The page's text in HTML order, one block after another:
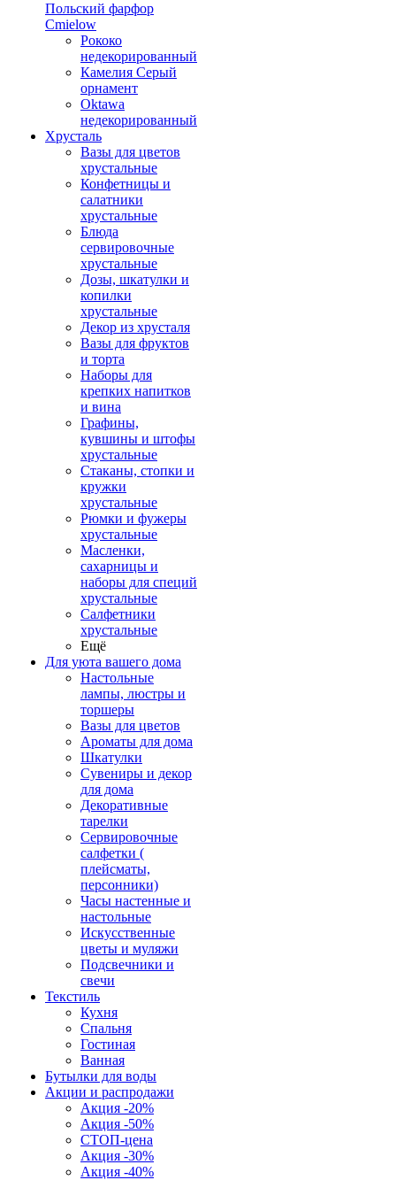
Польский фарфор
Сmielow
Рококо
недекорированный
Камелия Серый
орнамент
Oktawa
недекорированный
Хрусталь
Вазы для цветов
хрустальные
Конфетницы и
салатники
хрустальные
Блюда
сервировочные
хрустальные
Дозы, шкатулки и
копилки
хрустальные
Декор из хрусталя
Вазы для фруктов
и торта
Наборы для
крепких напитков
и вина
Графины,
кувшины и штофы
хрустальные
Стаканы, стопки и
кружки
хрустальные
Рюмки и фужеры
хрустальные
Масленки,
сахарницы и
наборы для специй
хрустальные
Салфетники
хрустальные
Ещё
Для уюта вашего дома
Настольные
лампы, люстры и
торшеры
Вазы для цветов
Ароматы для дома
Шкатулки
Сувениры и декор
для дома
Декоративные
тарелки
Сервировочные
салфетки (
плейсматы,
персонники)
Часы настенные и
настольные
Искусственные
цветы и муляжи
Подсвечники и
свечи
Текстиль
Кухня
Спальня
Гостиная
Ванная
Бутылки для воды
Акции и распродажи
Акция -20%
Акция -50%
СТОП-цена
Акция -30%
Акция -40%